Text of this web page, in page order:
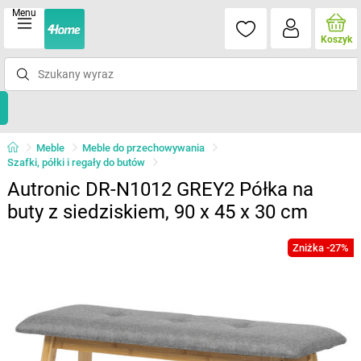
Menu
Koszyk
Meble
Meble do przechowywania
Szafki, półki i regały do butów
Autronic DR-N1012 GREY2 Półka na
buty z siedziskiem, 90 x 45 x 30 cm
Zniżka -27%